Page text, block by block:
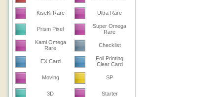
KiseKi Rare Ultra Rare
Prism Pixel
Super Omega
Rare
Kami Omega
Rare
Checklist
EX Card
Foil Printing
Clear Card
Moving SP
3D Starter